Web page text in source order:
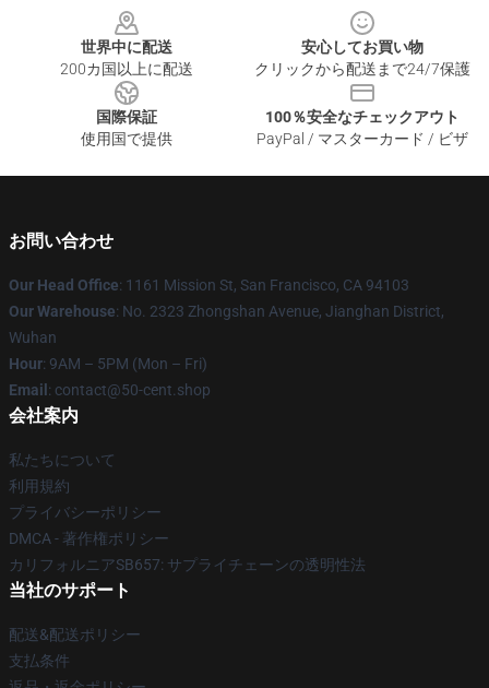
世界中に配送
200カ国以上に配送
安心してお買い物
クリックから配送まで24/7保護
国際保証
使用国で提供
100％安全なチェックアウト
PayPal / マスターカード / ビザ
お問い合わせ
Our Head Office: 1161 Mission St, San Francisco, CA 94103
Our Warehouse: No. 2323 Zhongshan Avenue, Jianghan District,
Wuhan
Hour: 9AM – 5PM (Mon – Fri)
Email : contact@50-cent.shop
会社案内
私たちについて
利用規約
プライバシーポリシー
DMCA - 著作権ポリシー
カリフォルニアSB657: サプライチェーンの透明性法
当社のサポート
配送&配送ポリシー
支払条件